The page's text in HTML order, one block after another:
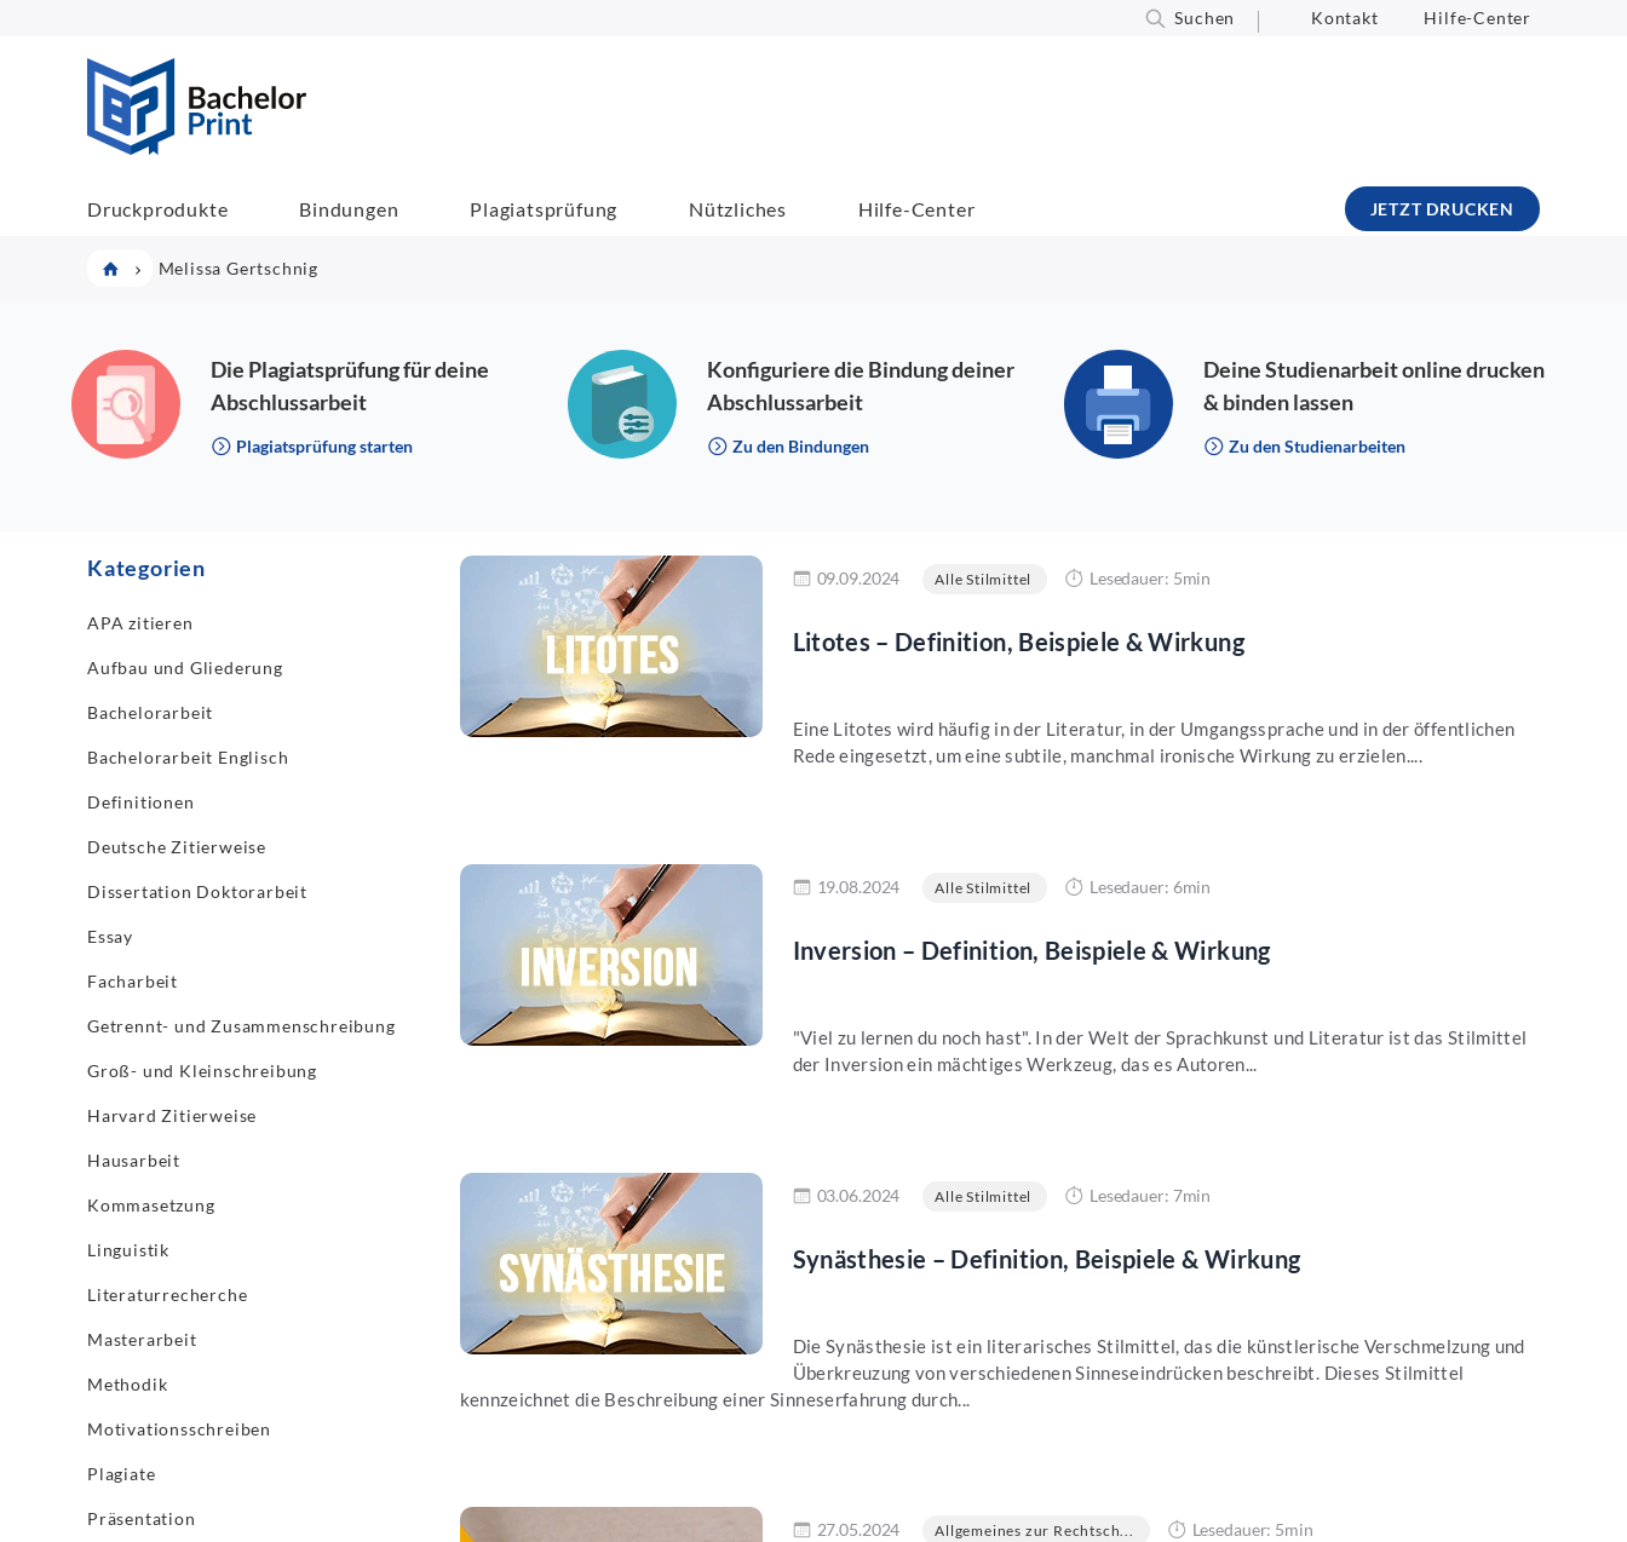
Suchen Kontakt Hilfe-Center
Druckprodukte Bindungen Plagiatsprüfung Nützliches Hilfe-Center JETZT DRUCKEN
Melissa Gertschnig
Die Plagiatsprüfung für deine
Abschlussarbeit
Plagiatsprüfung starten
Konfiguriere die Bindung deiner
Abschlussarbeit
Zu den Bindungen
Deine Studienarbeit online drucken
& binden lassen
Zu den Studienarbeiten
Kategorien
APA zitieren
Aufbau und Gliederung
Bachelorarbeit
Bachelorarbeit Englisch
Definitionen
Deutsche Zitierweise
Dissertation Doktorarbeit
Essay
Facharbeit
Getrennt- und Zusammenschreibung
Groß- und Kleinschreibung
Harvard Zitierweise
Hausarbeit
Kommasetzung
Linguistik
Literaturrecherche
Masterarbeit
Methodik
Motivationsschreiben
Plagiate
Präsentation
Jetzt lesen 09.09.2024 Alle Stilmittel Lesedauer: 5min
Litotes – Definition, Beispiele & Wirkung
Eine Litotes wird häufig in der Literatur, in der Umgangssprache und in der öffentlichen
Rede eingesetzt, um eine subtile, manchmal ironische Wirkung zu erzielen....
Jetzt lesen 19.08.2024 Alle Stilmittel Lesedauer: 6min
Inversion – Definition, Beispiele & Wirkung
"Viel zu lernen du noch hast". In der Welt der Sprachkunst und Literatur ist das Stilmittel
der Inversion ein mächtiges Werkzeug, das es Autoren...
Jetzt lesen 03.06.2024 Alle Stilmittel Lesedauer: 7min
Synästhesie – Definition, Beispiele & Wirkung
Die Synästhesie ist ein literarisches Stilmittel, das die künstlerische Verschmelzung und
Überkreuzung von verschiedenen Sinneseindrücken beschreibt. Dieses Stilmittel
kennzeichnet die Beschreibung einer Sinneserfahrung durch...
Jetzt lesen 27.05.2024 Allgemeines zur Rechtsch... Lesedauer: 5min